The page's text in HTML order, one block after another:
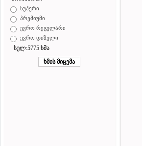
სუპერი
პრემიუმი
ევრო რეგულარი
ევრო დიზელი
სულ:5775 ხმა